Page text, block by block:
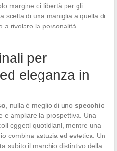
margine di libertà per gli
scelta di una maniglia a quella di
a rivelare la personalità
per
eleganza in
, nulla è meglio di uno specchio
e ampliare la prospettiva. Una
oggetti quotidiani, mentre una
combina astuzia ed estetica. Un
subito il marchio distintivo della